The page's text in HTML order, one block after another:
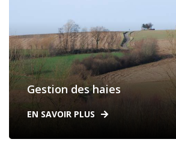
Gestion des haies
EN SAVOIR PLUS